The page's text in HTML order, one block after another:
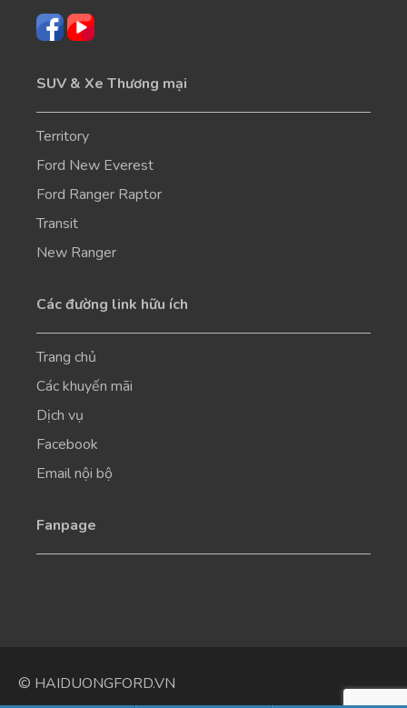
SUV & Xe Thương mại
Territory
Ford New Everest
Ford Ranger Raptor
Transit
New Ranger
Các đường link hữu ích
Trang chủ
Các khuyến mãi
Dịch vụ
Facebook
Email nội bộ
Fanpage
© HAIDUONGFORD.VN